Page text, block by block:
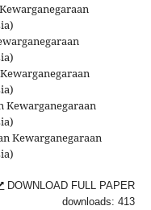
Kewarganegaraan
Kewarganegaraan
DOWNLOAD FULL PAPER
downloads: 413